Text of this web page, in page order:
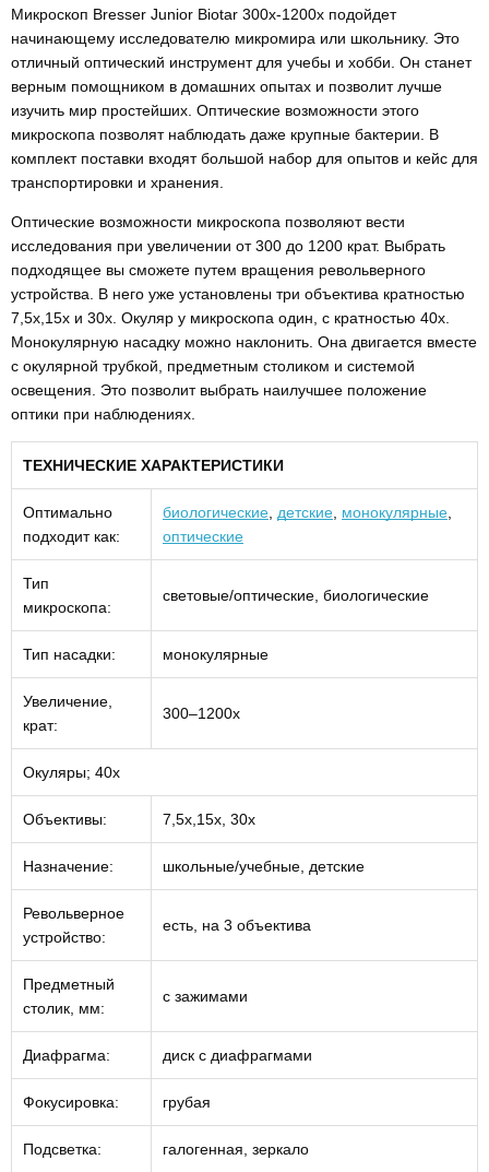
Микроскоп Bresser Junior Biotar 300x-1200x подойдет
начинающему исследователю микромира или школьнику. Это
отличный оптический инструмент для учебы и хобби. Он станет
верным помощником в домашних опытах и позволит лучше
изучить мир простейших. Оптические возможности этого
микроскопа позволят наблюдать даже крупные бактерии. В
комплект поставки входят большой набор для опытов и кейс для
транспортировки и хранения.
Оптические возможности микроскопа позволяют вести
исследования при увеличении от 300 до 1200 крат. Выбрать
подходящее вы сможете путем вращения револьверного
устройства. В него уже установлены три объектива кратностью
7,5x,15x и 30x. Окуляр у микроскопа один, с кратностью 40х.
Монокулярную насадку можно наклонить. Она двигается вместе
с окулярной трубкой, предметным столиком и системой
освещения. Это позволит выбрать наилучшее положение
оптики при наблюдениях.
ТЕХНИЧЕСКИЕ ХАРАКТЕРИСТИКИ
Оптимально
подходит как:
биологические детские монокулярные
оптические
Тип
микроскопа:
световые/оптические, биологические
Тип насадки: монокулярные
Увеличение,
крат:
300–1200х
Окуляры; 40х
Объективы: 7,5x,15x, 30x
Назначение: школьные/учебные, детские
Револьверное
устройство:
есть, на 3 объектива
Предметный
столик, мм:
с зажимами
Диафрагма: диск с диафрагмами
Фокусировка: грубая
Подсветка: галогенная, зеркало